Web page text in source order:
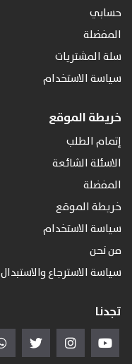
حسابي
المفضلة
سلة المشتريات
سياسة الاستخدام
خريطة الموقع
إتمام الطلب
الاسئلة الشائعة
المفضلة
خريطة الموقع
سياسة الاستخدام
من نحن
سياسة الاسترجاع والاستبدال
تجدنا